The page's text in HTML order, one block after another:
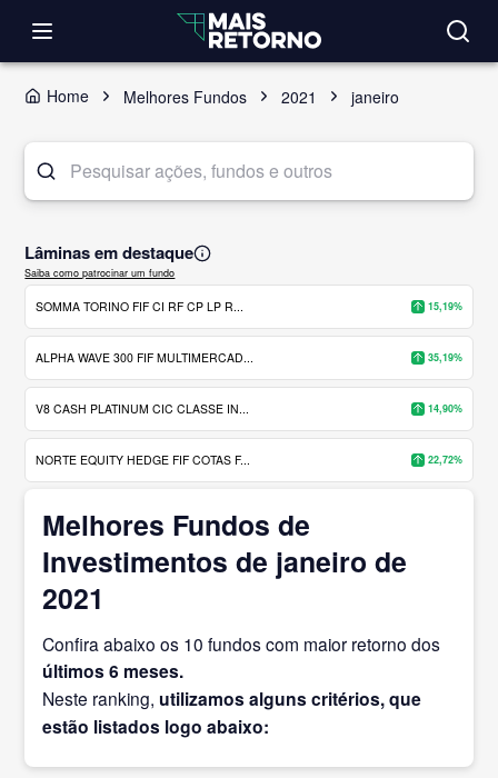
Home Melhores Fundos 2021 janeiro
Lâminas em destaque
Saiba como patrocinar um fundo
SOMMA TORINO FIF CI RF CP LP R... 15,19%
ALPHA WAVE 300 FIF MULTIMERCAD... 35,19%
V8 CASH PLATINUM CIC CLASSE IN... 14,90%
NORTE EQUITY HEDGE FIF COTAS F... 22,72%
Melhores Fundos de
Investimentos de janeiro de
2021
Confira abaixo os 10 fundos com maior retorno dos
últimos 6 meses.
Neste ranking, utilizamos alguns critérios, que
estão listados logo abaixo: